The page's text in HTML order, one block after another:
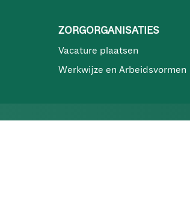
ZORGORGANISATIES
Vacature plaatsen
Werkwijze en Arbeidsvormen